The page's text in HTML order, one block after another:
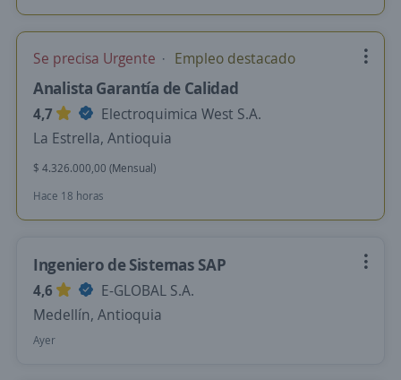
Se precisa Urgente Empleo destacado
Analista Garantía de Calidad
4,7
Electroquimica West S.A.
La Estrella, Antioquia
$ 4.326.000,00 (Mensual)
Hace 18 horas
Ingeniero de Sistemas SAP
4,6
E-GLOBAL S.A.
Medellín, Antioquia
Ayer